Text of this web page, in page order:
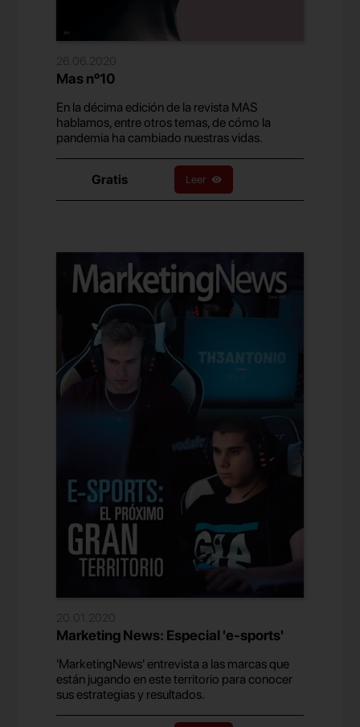
26.06.2020
Mas nº10
En la décima edición de la revista MAS
hablamos, entre otros temas, de cómo la
pandemia ha cambiado nuestras vidas.
Gratis Leer
20.01.2020
Marketing News: Especial 'e-sports'
'MarketingNews' entrevista a las marcas que
están jugando en este territorio para conocer
sus estrategias y resultados.